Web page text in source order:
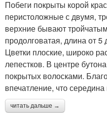
Побеги покрыты корой
перистоложные с двумя,
верхние бывают
продолговатая, длина от
Цветки плоские, широко
лепестков. В центре
покрытых волосками.
впечатление, что
читать дальше →